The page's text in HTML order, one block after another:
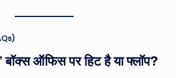
बॉक्स ऑफिस पर हिट है या फ्लॉप?